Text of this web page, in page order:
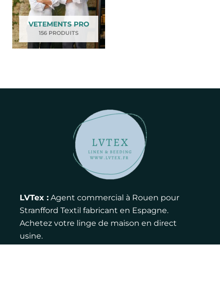
VETEMENTS PRO
156 PRODUITS
LVTex : Agent commercial à Rouen pour
Stranfford Textil fabricant en Espagne.
Achetez votre linge de maison en direct
usine.